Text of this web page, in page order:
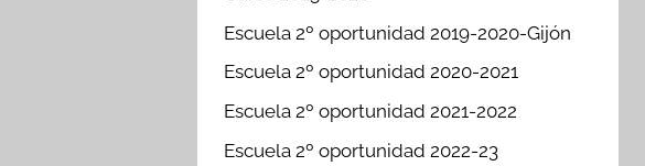
Escuela 2º oportunidad 2019-2020-Gijón
Escuela 2º oportunidad 2020-2021
Escuela 2º oportunidad 2021-2022
Escuela 2º oportunidad 2022-23